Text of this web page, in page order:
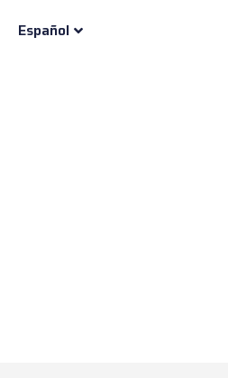
Español